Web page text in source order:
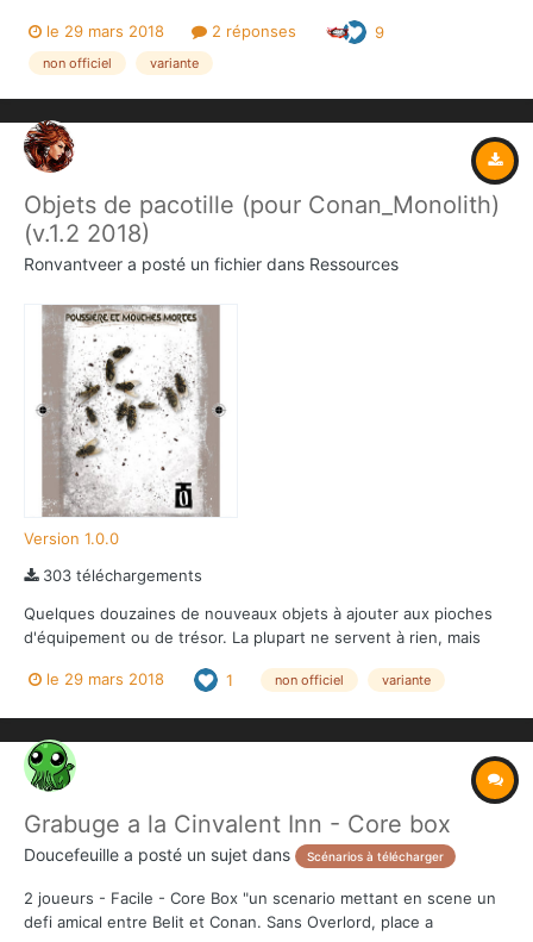
Vous êtes las de trouver des coffres vides? Vous en avez assez
des règles qui se contentent de dire que le...
le 29 mars 2018 2 réponses 9
non officiel variante
Objets de pacotille (pour Conan_Monolith)
(v.1.2 2018)
Ronvantveer a posté un fichier dans Ressources
Version 1.0.0
303 téléchargements
Quelques douzaines de nouveaux objets à ajouter aux pioches
d'équipement ou de trésor. La plupart ne servent à rien, mais
Conan_Monolith) (v.1.1 2018) UN COFFRE VIDE? PLUS JAMAIS
le 29 mars 2018 1 non officiel variante
Grabuge a la Cinvalent Inn - Core box
Doucefeuille a posté un sujet dans Scénarios à télécharger
2 joueurs - Facile - Core Box "un scenario mettant en scene un
defi amical entre Belit et Conan. Sans Overlord, place a